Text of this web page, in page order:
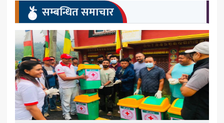
सम्बन्धित समाचार